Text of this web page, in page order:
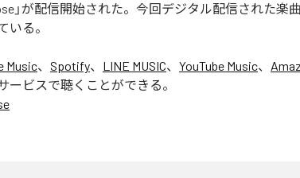
」が配信開始された。今回デジタル配信された楽
いる。
Music、 Spotify、 LINE MUSIC、 YouTube Music、
ービスで聴くことができる。